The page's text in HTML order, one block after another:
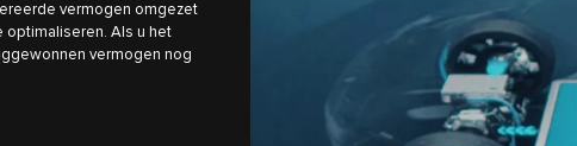
vermogen omgezet
optimaliseren. Als u het
vermogen nog